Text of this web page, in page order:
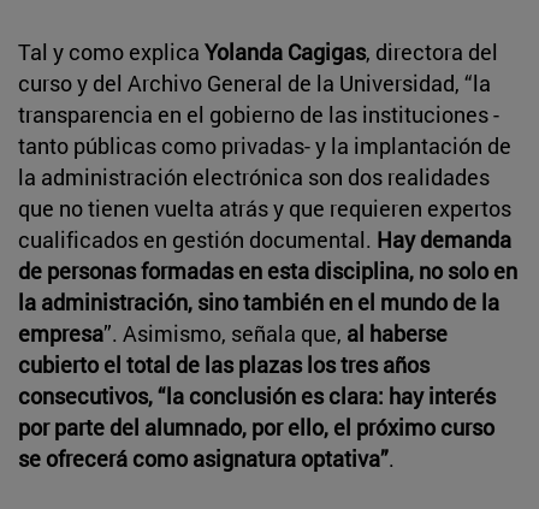
Tal y como explica Yolanda Cagigas, directora del
curso y del Archivo General de la Universidad, “la
transparencia en el gobierno de las instituciones -
tanto públicas como privadas- y la implantación de
la administración electrónica son dos realidades
que no tienen vuelta atrás y que requieren expertos
cualificados en gestión documental. Hay demanda
de personas formadas en esta disciplina, no solo en
la administración, sino también en el mundo de la
empresa”. Asimismo, señala que, al haberse
cubierto el total de las plazas los tres años
consecutivos, “la conclusión es clara: hay interés
por parte del alumnado, por ello, el próximo curso
se ofrecerá como asignatura optativa”.